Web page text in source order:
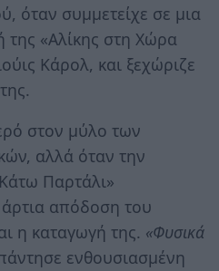
όταν συμμετείχε σε μια
της «Αλίκης στη Χώρα
Κάρολ, και ξεχώριζε
στον μύλο των
αλλά όταν την
Παρτάλι»
απόδοση του
η καταγωγή της. «Φυσικά
ενθουσιασμένη